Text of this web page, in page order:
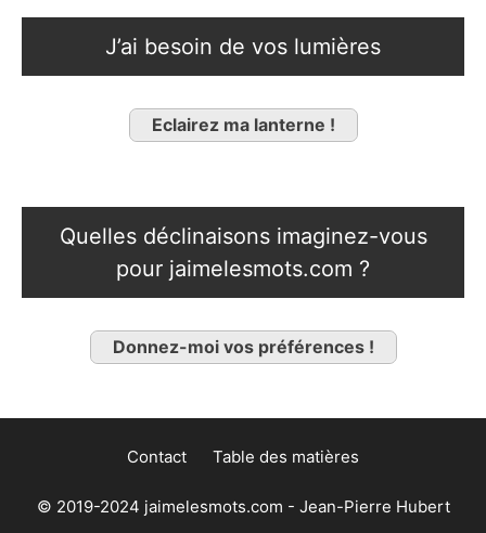
J’ai besoin de vos lumières
Eclairez ma lanterne !
Quelles déclinaisons imaginez-vous
pour jaimelesmots.com ?
Donnez-moi vos préférences !
Contact Table des matières
© 2019-2024 jaimelesmots.com - Jean-Pierre Hubert